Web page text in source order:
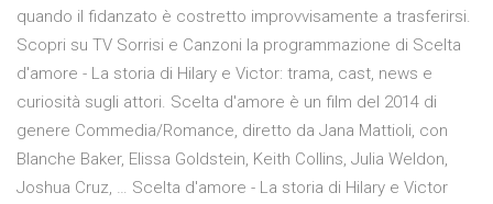
quando il fidanzato è costretto improvvisamente a trasferirsi.
Scopri su TV Sorrisi e Canzoni la programmazione di Scelta
d'amore - La storia di Hilary e Victor: trama, cast, news e
curiosità sugli attori. Scelta d'amore è un film del 2014 di
genere Commedia/Romance, diretto da Jana Mattioli, con
Blanche Baker, Elissa Goldstein, Keith Collins, Julia Weldon,
Joshua Cruz, … Scelta d'amore - La storia di Hilary e Victor